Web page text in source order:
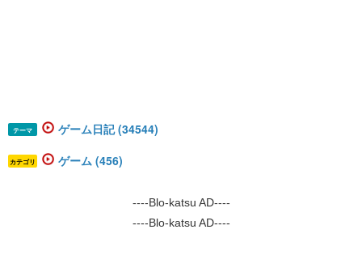
テーマ ゲーム日記 (34544)
カテゴリ ゲーム (456)
----Blo-katsu AD----
----Blo-katsu AD----